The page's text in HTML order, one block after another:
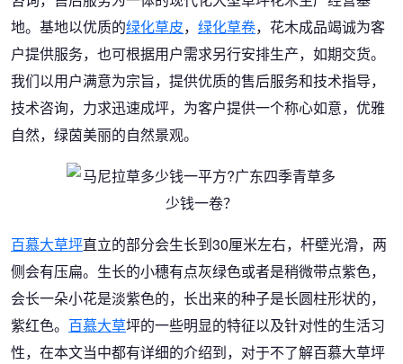
地。基地以优质的绿化草皮， 绿化草卷，花木成品竭诚为客
户提供服务，也可根据用户需求另行安排生产，如期交货。
我们以用户满意为宗旨，提供优质的售后服务和技术指导，
技术咨询，力求迅速成坪，为客户提供一个称心如意，优雅
自然，绿茵美丽的自然景观。
百慕大草坪直立的部分会生长到30厘米左右，杆壁光滑，两
侧会有压扁。生长的小穗有点灰绿色或者是稍微带点紫色，
会长一朵小花是淡紫色的，长出来的种子是长圆柱形状的，
紫红色。 百慕大草坪的一些明显的特征以及针对性的生活习
性，在本文当中都有详细的介绍到，对于不了解百慕大草坪